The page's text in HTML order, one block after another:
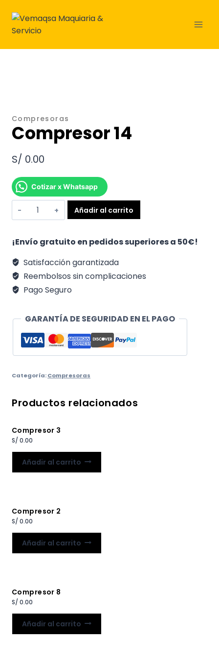
contenido
Compresoras
Compresor 14
S/ 0.00
Cotizar x Whatsapp
Compresor
14
Añadir al carrito
¡Envío gratuito en pedidos superiores a 50€!
Satisfacción garantizada
Reembolsos sin complicaciones
Pago Seguro
GARANTÍA DE SEGURIDAD EN EL PAGO
Categoría:Compresoras
Productos relacionados
Compresor 3
S/ 0.00
Añadir al carrito
Compresor 2
S/ 0.00
Añadir al carrito
Compresor 8
S/ 0.00
Añadir al carrito